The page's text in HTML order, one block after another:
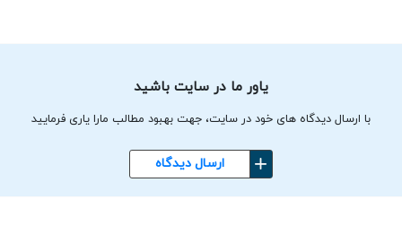
یاور ما در سایت باشید
با ارسال دیدگاه های خود در سایت، جهت بهبود مطالب مارا یاری فرمایید
ارسال دیدگاه